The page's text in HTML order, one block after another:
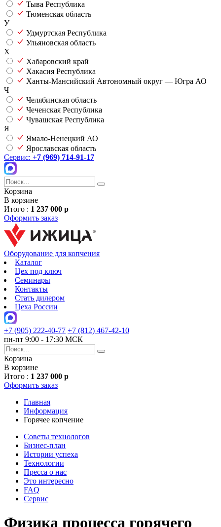
Тыва Республика
Тюменская область
У
Удмуртская Республика
Ульяновская область
Х
Хабаровский край
Хакасия Республика
Ханты-Мансийский Автономный округ — Югра АО
Ч
Челябинская область
Чеченская Республика
Чувашская Республика
Я
Ямало-Ненецкий АО
Ярославская область
Сервис: +7 (969) 714-91-17
Корзина
В корзине
Итого : 1 237 000 р
Оформить заказ
Оборудование для копчения
Каталог
Цех под ключ
Семинары
Контакты
Стать дилером
Цеха России
+7 (905) 222-40-77 +7 (812) 467-42-10
пн-пт 9:00 - 17:30 МСК
Корзина
В корзине
Итого : 1 237 000 р
Оформить заказ
Главная
Информация
Горячее копчение
Советы технологов
Бизнес-план
Истории успеха
Технологии
Пресса о нас
Это интересно
FAQ
Сервис
Физика процесса горячего